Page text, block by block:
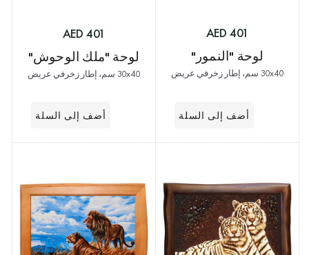
401 AED
لوحة "النمور"
30x40 سم، إطار زخرفي عريض
401 AED
لوحة "ملك الوحوش"
30x40 سم، إطار زخرفي عريض